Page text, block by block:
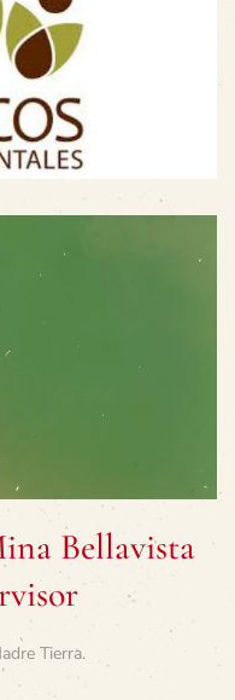
Bellavista
Tierra.